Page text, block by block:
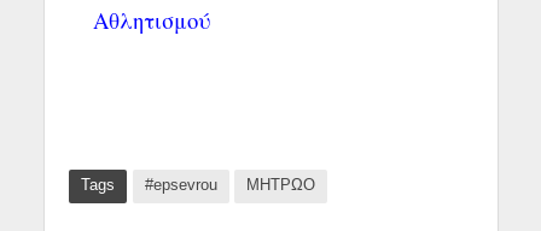
Αθλητισμού
Tags #epsevrou ΜΗΤΡΩΟ